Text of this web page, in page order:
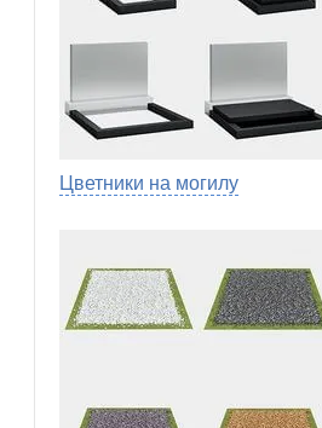
Цветники на могилу